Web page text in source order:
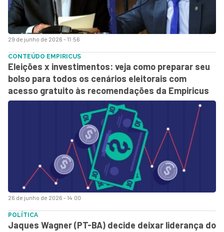
29 de junho de 2026 - 11:56
26 de junho de 2026 - 14:00
CONTEÚDO EMPIRICUS
Eleições x investimentos: veja como preparar seu
bolso para todos os cenários eleitorais com
acesso gratuito às recomendações da Empiricus
POLÍTICA
Jaques Wagner (PT-BA) decide deixar liderança do